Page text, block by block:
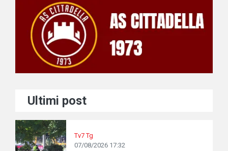
Ultimi post
Tv7 Tg
07/08/2026 17:32